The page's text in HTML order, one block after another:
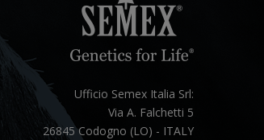
Ufficio Semex Italia Srl:
Via A. Falchetti 5
26845 Codogno (LO) - ITALY